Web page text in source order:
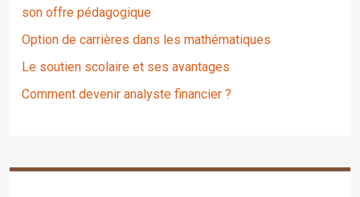
son offre pédagogique
Option de carrières dans les mathématiques
Le soutien scolaire et ses avantages
Comment devenir analyste financier ?